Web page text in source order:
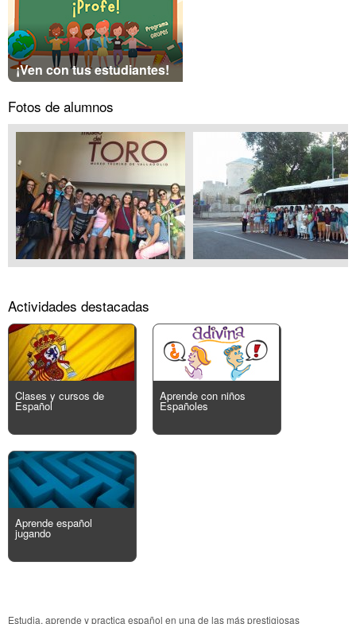
¡Ven con tus estudiantes!
Fotos de alumnos
Actividades destacadas
Clases y cursos de
Español
Aprende con niños
Españoles
Aprende español
jugando
Estudia, aprende y practica español en una de las más prestigiosas